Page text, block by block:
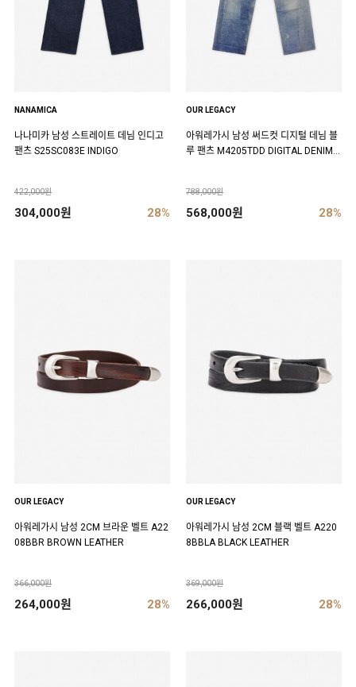
NANAMICA
나나미카 남성 스트레이트 데님 인디고
팬츠 S25SC083E INDIGO
422,000원
304,000원 28%
OUR LEGACY
아워레가시 남성 써드컷 디지털 데님 블
루 팬츠 M4205TDD DIGITAL DENIM P
788,000원
568,000원 28%
OUR LEGACY
아워레가시 남성 2CM 브라운 벨트 A22
08BBR BROWN LEATHER
366,000원
264,000원 28%
OUR LEGACY
아워레가시 남성 2CM 블랙 벨트 A220
8BBLA BLACK LEATHER
369,000원
266,000원 28%